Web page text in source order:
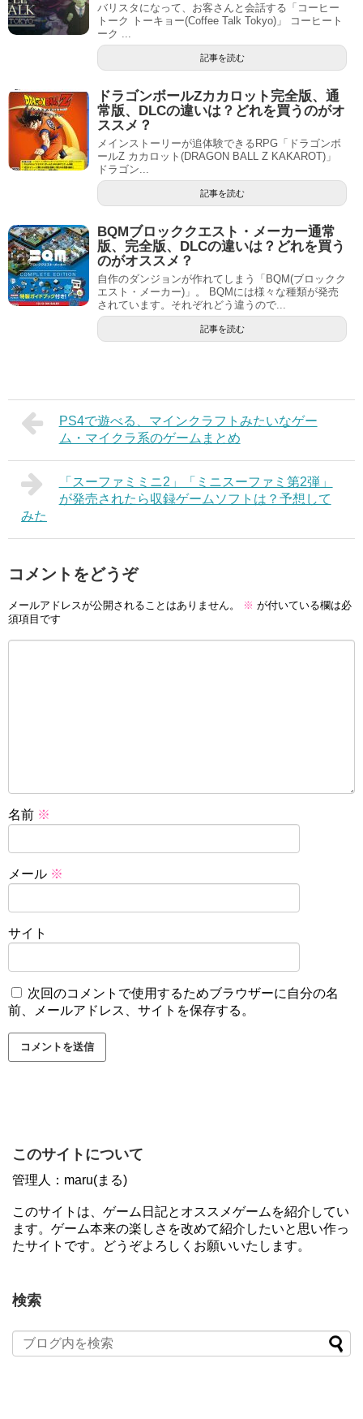
バリスタになって、お客さんと会話する「コーヒー
トーク トーキョー(Coffee Talk Tokyo)」 コーヒート
ーク ...
記事を読む
ドラゴンボールZカカロット完全版、通
常版、DLCの違いは？どれを買うのがオ
ススメ？
メインストーリーが追体験できるRPG「ドラゴンボ
ールZ カカロット(DRAGON BALL Z KAKAROT)」
ドラゴン...
記事を読む
BQMブロッククエスト・メーカー通常
版、完全版、DLCの違いは？どれを買う
のがオススメ？
自作のダンジョンが作れてしまう「BQM(ブロックク
エスト・メーカー)」。 BQMには様々な種類が発売
されています。それぞれどう違うので...
記事を読む
PS4で遊べる、マインクラフトみたいなゲー
ム・マイクラ系のゲームまとめ
「スーファミミニ2」「ミニスーファミ第2弾」
が発売されたら収録ゲームソフトは？予想して
みた
コメントをどうぞ
メールアドレスが公開されることはありません。 ※ が付いている欄は必
須項目です
名前 ※
メール ※
サイト
次回のコメントで使用するためブラウザーに自分の名
前、メールアドレス、サイトを保存する。
このサイトについて
管理人：maru(まる)
このサイトは、ゲーム日記とオススメゲームを紹介してい
ます。ゲーム本来の楽しさを改めて紹介したいと思い作っ
たサイトです。どうぞよろしくお願いいたします。
検索